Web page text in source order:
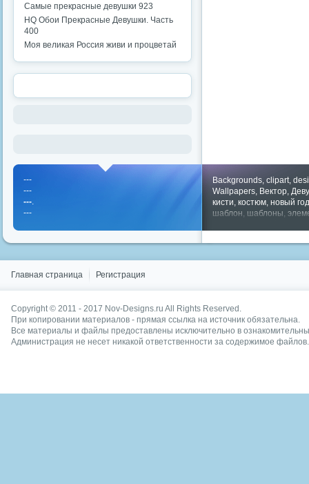
Самые прекрасные девушки 923
HQ Обои Прекрасные Девушки. Часть
400
Моя великая Россия живи и процветай
Backgrounds, clipart,
Wallpapers, Вектор,
кисти, костюм, новый год
шаблон, шаблоны,
---
---
---.
---
Главная страница Регистрация
Copyright © 2011 - 2017 Nov-Designs.ru All Rights Reserved.
При копировании материалов - прямая ссылка на источник обязательна.
Все материалы и файлы предоставлены исключительно в
Администрация не несет никакой ответственности за содержимое файлов.